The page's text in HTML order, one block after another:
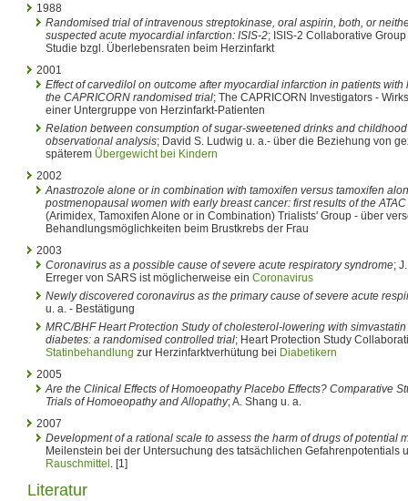
1988
Randomised trial of intravenous streptokinase, oral aspirin, both, or
suspected acute myocardial infarction: ISIS-2; ISIS-2 Collaborative
Studie bzgl. Überlebensraten beim Herzinfarkt
2001
Effect of carvedilol on outcome after myocardial infarction in patients
the CAPRICORN randomised trial; The CAPRICORN Investigators -
einer Untergruppe von Herzinfarkt-Patienten
Relation between consumption of sugar-sweetened drinks and
observational analysis; David S. Ludwig u. a.- über die Beziehung von
späterem Übergewicht bei Kindern
2002
Anastrozole alone or in combination with tamoxifen versus tamoxifen
postmenopausal women with early breast cancer: first results of the
(Arimidex, Tamoxifen Alone or in Combination) Trialists' Group - über
Behandlungsmöglichkeiten beim Brustkrebs der Frau
2003
Coronavirus as a possible cause of severe acute respiratory syndrome;
Erreger von SARS ist möglicherweise ein Coronavirus
Newly discovered coronavirus as the primary cause of severe acute
u. a. - Bestätigung
MRC/BHF Heart Protection Study of cholesterol-lowering with
diabetes: a randomised controlled trial; Heart Protection Study
Statinbehandlung zur Herzinfarktverhütung bei Diabetikern
2005
Are the Clinical Effects of Homoeopathy Placebo Effects? Comparative
Trials of Homoeopathy and Allopathy; A. Shang u. a.
2007
Development of a rational scale to assess the harm of drugs of potential
Meilenstein bei der Untersuchung des tatsächlichen Gefahrenpotentials
Rauschmittel . [1]
Literatur